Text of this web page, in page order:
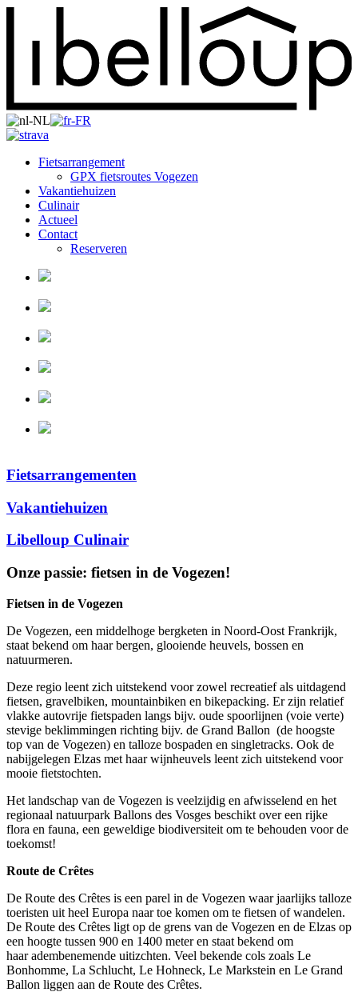
Fietsarrangement
GPX fietsroutes Vogezen
Vakantiehuizen
Culinair
Actueel
Contact
Reserveren
Fietsarrangementen
Vakantiehuizen
Libelloup Culinair
Onze passie: fietsen in de Vogezen!
Fietsen in de Vogezen
De Vogezen, een middelhoge bergketen in Noord-Oost Frankrijk,
staat bekend om haar bergen, glooiende heuvels, bossen en
natuurmeren.
Deze regio leent zich uitstekend voor zowel recreatief als uitdagend
fietsen, gravelbiken, mountainbiken en bikepacking. Er zijn relatief
vlakke autovrije fietspaden langs bijv. oude spoorlijnen (voie verte)
stevige beklimmingen richting bijv. de Grand Ballon (de hoogste
top van de Vogezen) en talloze bospaden en singletracks. Ook de
nabijgelegen Elzas met haar wijnheuvels leent zich uitstekend voor
mooie fietstochten.
Het landschap van de Vogezen is veelzijdig en afwisselend en het
regionaal natuurpark Ballons des Vosges beschikt over een rijke
flora en fauna, een geweldige biodiversiteit om te behouden voor de
toekomst!
Route de Crêtes
De Route des Crêtes is een parel in de Vogezen waar jaarlijks talloze
toeristen uit heel Europa naar toe komen om te fietsen of wandelen.
De Route des Crêtes ligt op de grens van de Vogezen en de Elzas op
een hoogte tussen 900 en 1400 meter en staat bekend om
haar adembenemende uitizchten. Veel bekende cols zoals Le
Bonhomme, La Schlucht, Le Hohneck, Le Markstein en Le Grand
Ballon liggen aan de Route des Crêtes.